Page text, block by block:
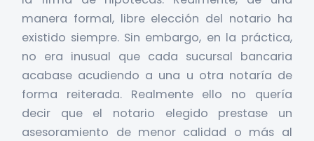
manera formal, libre elección del notario ha
existido siempre. Sin embargo, en la práctica,
no era inusual que cada sucursal bancaria
acabase acudiendo a una u otra notaría de
forma reiterada. Realmente ello no quería
decir que el notario elegido prestase un
asesoramiento de menor calidad o más al